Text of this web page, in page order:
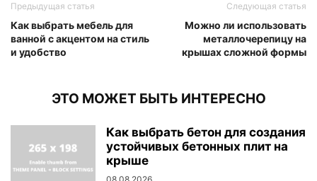
Предыдущая статья
Как выбрать мебель для
ванной с акцентом на стиль
и удобство
Следующая статья
Можно ли использовать
металлочерепицу на
крышах сложной формы
ЭТО МОЖЕТ БЫТЬ ИНТЕРЕСНО
Как выбрать бетон для создания
устойчивых бетонных плит на
крыше